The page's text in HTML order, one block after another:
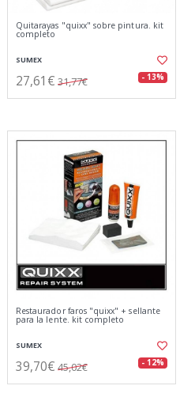
Quitarayas "quixx" sobre pintura. kit
completo
SUMEX
27,61€ 31,77€ - 13%
Restaurador faros "quixx" + sellante
para la lente. kit completo
SUMEX
39,70€ 45,02€ - 12%